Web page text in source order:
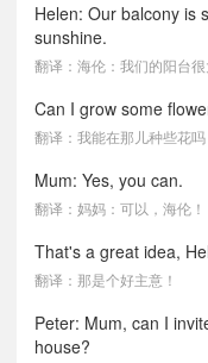
Helen: Our balcony is
sunshine.
翻译：海伦：我们的阳台很
Can I grow some
翻译：我能在那儿种些花吗
Mum: Yes, you can.
翻译：妈妈：可以，海伦！
That's a great idea,
翻译：那是个好主意！
Peter: Mum, can I
house?